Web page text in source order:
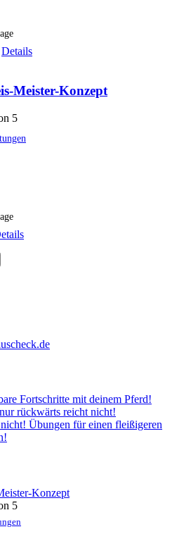
Details
Meister-Konzept
5
Fortschritte mit deinem Pferd!
rückwärts reicht nicht!
Übungen für einen fleißigeren
Konzept
5